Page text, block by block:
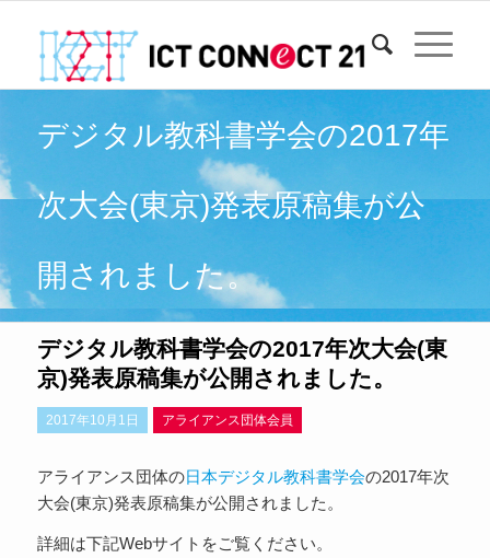
デジタル教科書学会の2017年
次大会(東京)発表原稿集が公
開されました。
デジタル教科書学会の2017年次大会(東
京)発表原稿集が公開されました。
2017年10月1日 アライアンス団体会員
アライアンス団体の日本デジタル教科書学会の2017年次
大会(東京)発表原稿集が公開されました。
詳細は下記Webサイトをご覧ください。